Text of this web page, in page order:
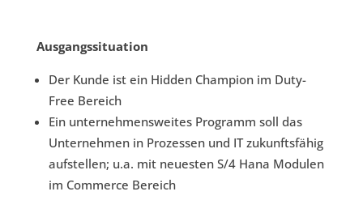
Ausgangssituation
Der Kunde ist ein Hidden Champion im Duty-
Free Bereich
Ein unternehmensweites Programm soll das
Unternehmen in Prozessen und IT zukunftsfähig
aufstellen; u.a. mit neuesten S/4 Hana Modulen
im Commerce Bereich